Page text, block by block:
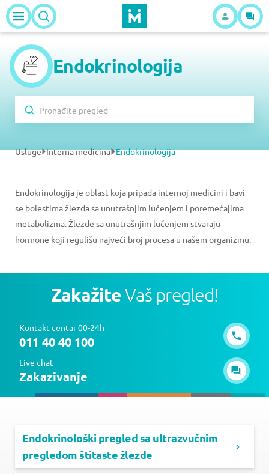
Endokrinologija
Usluge Interna medicina Endokrinologija
Endokrinologija je oblast koja pripada internoj medicini i bavi
se bolestima žlezda sa unutrašnjim lučenjem i poremećajima
metabolizma. Žlezde sa unutrašnjim lučenjem stvaraju
hormone koji regulišu najveći broj procesa u našem organizmu.
ZakažiteVaš pregled!
Kontakt centar 00-24h
011 40 40 100
Live chat
Zakazivanje
Endokrinološki pregled sa ultrazvučnim
pregledom štitaste žlezde